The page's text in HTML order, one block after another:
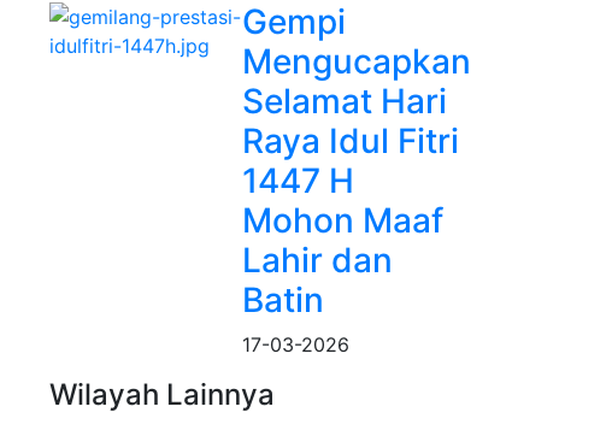
Gempi
Mengucapkan
Selamat Hari
Raya Idul Fitri
1447 H
Mohon Maaf
Lahir dan
Batin
17-03-2026
Wilayah Lainnya